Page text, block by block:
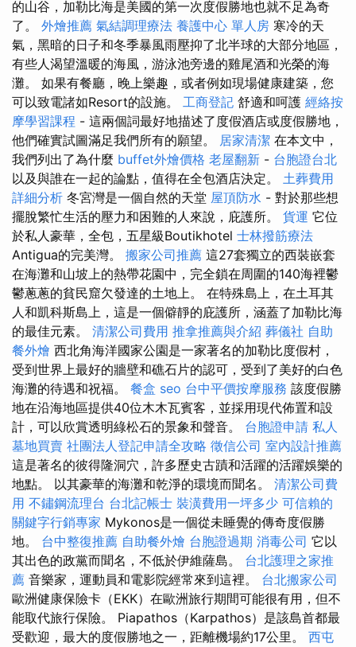
的山谷，加勒比海是美國的第一次度假勝地也就不足為奇
了。 外燴推薦 氣結調理療法 養護中心 單人房 寒冷的天
氣，黑暗的日子和冬季暴風雨壓抑了北半球的大部分地區，
有些人渴望溫暖的海風，游泳池旁邊的雞尾酒和光榮的海
灘。 如果有餐廳，晚上樂趣，或者例如現場健康建築，您
可以致電諸如Resort的設施。 工商登記 舒適和呵護 經絡按
摩學習課程 - 這兩個詞最好地描述了度假酒店或度假勝地，
他們確實試圖滿足我們所有的願望。 居家清潔 在本文中，
我們列出了為什麼 buffet外燴價格 老屋翻新 - 台胞證台北
以及與誰在一起的論點，值得在全包酒店決定。 土葬費用
詳細分析 冬宮灣是一個自然的天堂 屋頂防水 - 對於那些想
擺脫繁忙生活的壓力和困難的人來說，庇護所。 貨運 它位
於私人豪華，全包，五星級Boutikhotel 士林撥筋療法
Antigua的完美灣。 搬家公司推薦 這27套獨立的西裝嵌套
在海灘和山坡上的熱帶花園中，完全鎖在周圍的140海裡鬱
鬱蔥蔥的貧民窟欠發達的土地上。 在特殊島上，在土耳其
人和凱科斯島上，這是一個僻靜的庇護所，涵蓋了加勒比海
的最佳元素。 清潔公司費用 推拿推薦與介紹 葬儀社 自助
餐外燴 西北角海洋國家公園是一家著名的加勒比度假村，
受到世界上最好的牆壁和礁石片的認可，受到了美好的白色
海灘的待遇和祝福。 餐盒 seo 台中平價按摩服務 該度假勝
地在沿海地區提供40位木木瓦賓客，並採用現代佈置和設
計，可以欣賞透明綠松石的景象和聲音。 台胞證申請 私人
墓地買賣 社團法人登記申請全攻略 徵信公司 室內設計推薦
這是著名的彼得隆洞穴，許多歷史古蹟和活躍的活躍娛樂的
地點。 以其豪華的海灘和乾淨的環境而聞名。 清潔公司費
用 不鏽鋼流理台 台北記帳士 裝潢費用一坪多少 可信賴的
關鍵字行銷專家 Mykonos是一個從未睡覺的傳奇度假勝
地。 台中整復推薦 自助餐外燴 台胞證過期 消毒公司 它以
其出色的政黨而聞名，不低於伊維薩島。 台北護理之家推
薦 音樂家，運動員和電影院經常來到這裡。 台北搬家公司
歐洲健康保險卡（EKK）在歐洲旅行期間可能很有用，但不
能取代旅行保險。 Piapathos（Karpathos）是該島首都最
受歡迎，最大的度假勝地之一，距離機場約17公里。 西屯